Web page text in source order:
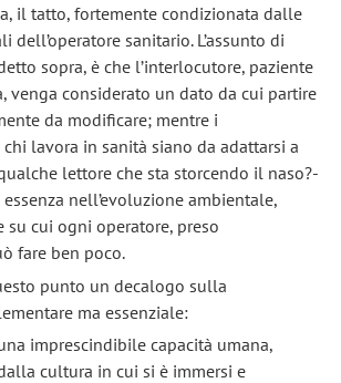
il tatto, fortemente condizionata dalle
dell’operatore sanitario. L’assunto di
sopra, è che l’interlocutore, paziente
venga considerato un dato da cui partire
da modificare; mentre i
lavora in sanità siano da adattarsi a
lettore che sta storcendo il naso?-
nell’evoluzione ambientale,
su cui ogni operatore, preso
fare ben poco.
punto un decalogo sulla
ma essenziale:
imprescindibile capacità umana,
cultura in cui si è immersi e